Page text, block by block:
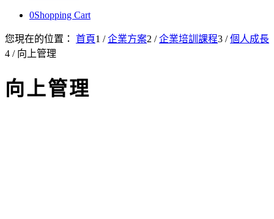
0Shopping Cart
您現在的位置： 首頁1 / 企業方案2 / 企業培訓課程3 / 個人成長
4 / 向上管理
向上管理